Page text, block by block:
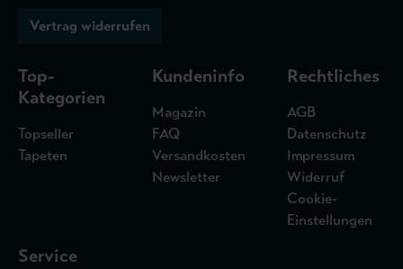
Vertrag widerrufen
Top-
Kategorien
Topseller
Tapeten
Kundeninfo
Magazin
FAQ
Versandkosten
Newsletter
Rechtliches
AGB
Datenschutz
Impressum
Widerruf
Cookie-
Einstellungen
Service